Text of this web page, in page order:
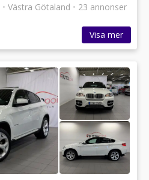
• Västra Götaland • 23 annonser
Visa mer